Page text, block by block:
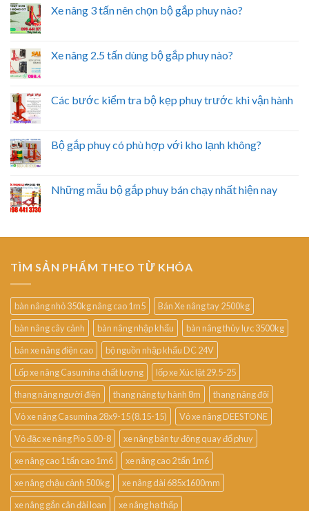
Xe nâng 3 tấn nên chọn bộ gắp phuy nào?
Xe nâng 2.5 tấn dùng bộ gắp phuy nào?
Các bước kiểm tra bộ kẹp phuy trước khi vận hành
Bộ gắp phuy có phù hợp với kho lạnh không?
Những mẫu bộ gắp phuy bán chạy nhất hiện nay
TÌM SẢN PHẨM THEO TỪ KHÓA
bàn nâng nhỏ 350kg nâng cao 1m5
Bán Xe nâng tay 2500kg
bàn nâng cây cảnh
bàn nâng nhập khẩu
bàn nâng thủy lực 3500kg
bán xe nâng điện cao
bộ nguồn nhập khẩu DC 24V
Lốp xe nâng Casumina chất lượng
lốp xe Xúc lật 29.5-25
thang nâng người điện
thang nâng tự hành 8m
thang nâng đôi
Vỏ xe nâng Casumina 28x9-15 (8.15-15)
Vỏ xe nâng DEESTONE
Vỏ đặc xe nâng Pio 5.00-8
xe nâng bán tự động quay đổ phuy
xe nâng cao 1 tấn cao 1m6
xe nâng cao 2 tấn 1m6
xe nâng chậu cảnh 500kg
xe nâng dài 685x1600mm
xe nâng gắn cân đài loan
xe nâng hạ thấp